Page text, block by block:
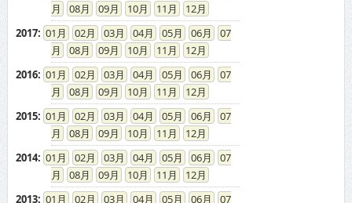
08
09 10 11
12
2017: 01 02 03 04 05 06
07
08
09 10 11
12
2016: 01 02 03 04 05 06
07
08
09 10 11
12
2015: 01 02 03 04 05 06
07
08
09 10 11
12
2014: 01 02 03 04 05 06
07
08
09 10 11
12
2013: 01 02 03 04 05 06
07